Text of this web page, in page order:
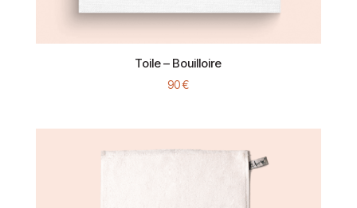
Toile – Bouilloire
90€